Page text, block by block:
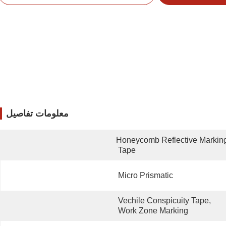
معلومات تفاصيل
Honeycomb Reflective
Tape
Micro Prismatic
Vechile Conspicuity Tape,
Work Zone Marking